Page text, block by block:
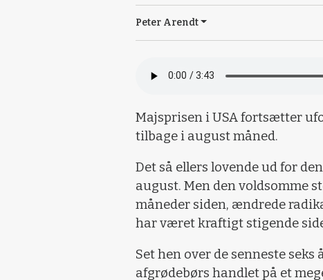
Peter Arendt
Majsprisen i USA fortsætter
tilbage i august måned.
Det så ellers lovende ud for
august. Men den voldsomme
måneder siden, ændrede
har været kraftigt stigende
Set hen over de senneste
afgrødebørs handlet på et